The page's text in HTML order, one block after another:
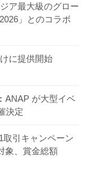
ア最大級のグロー
」とのコラボ
に提供開始
ANAP が大型イベ
決定
取引キャンペーン
象、賞金総額